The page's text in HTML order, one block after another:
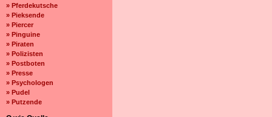
» Pferdekutsche
» Pieksende
» Piercer
» Pinguine
» Piraten
» Polizisten
» Postboten
» Presse
» Psychologen
» Pudel
» Putzende